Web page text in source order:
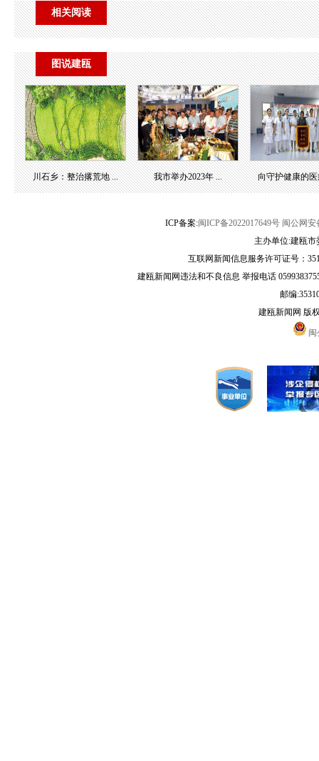
相关阅读
图说建瓯
川石乡：整治撂荒地 ... 我市举办2023年 ... 向守护健康的医
ICP备案:闽ICP备2022017649号 闽公网安
主办单位:建瓯
互联网新闻信息服务许可证号：
建瓯新闻网违法和不良信息 举报电话
邮编
建瓯新闻网 版
闽